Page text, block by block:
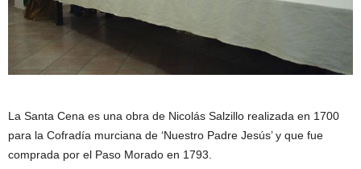
La Santa Cena es una obra de Nicolás Salzillo realizada en 1700
para la Cofradía murciana de ‘Nuestro Padre Jesús’ y que fue
comprada por el Paso Morado en 1793.